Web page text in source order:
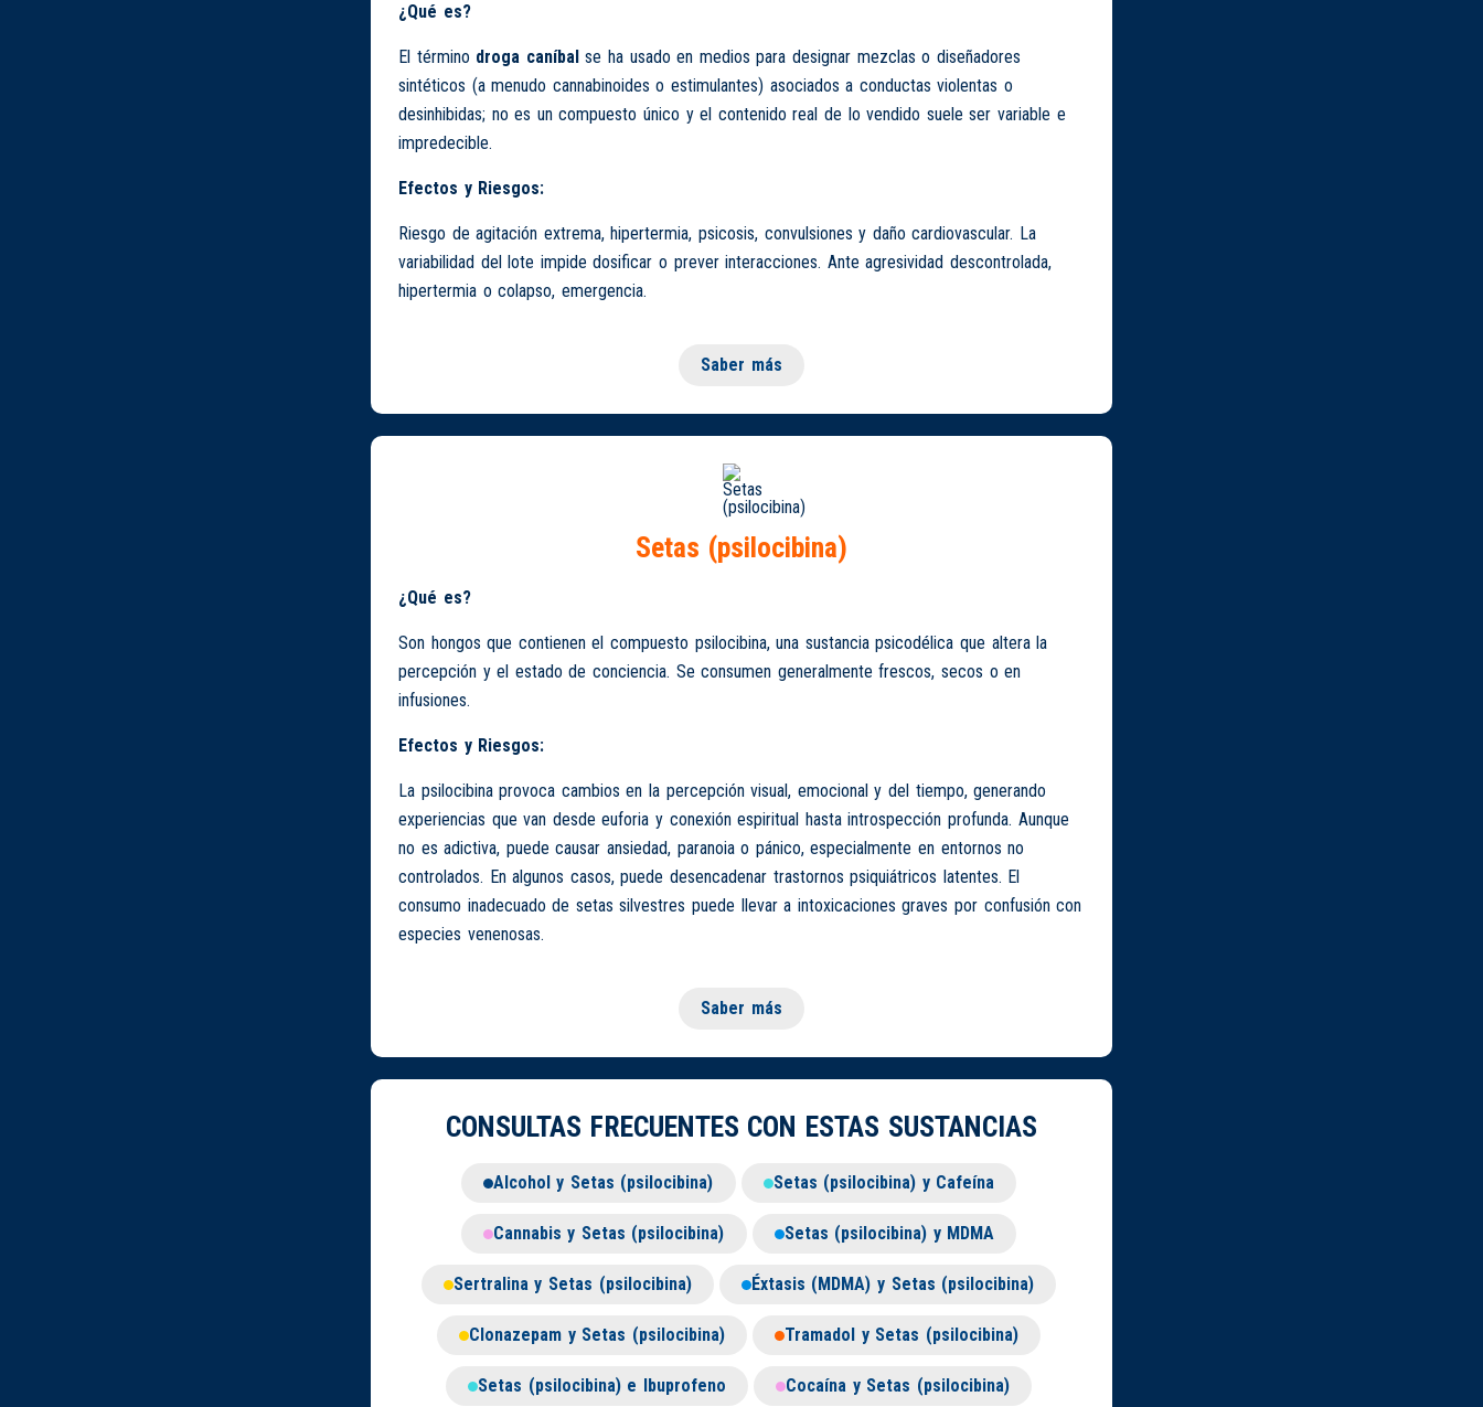
¿Qué es?
El término droga caníbalse ha usado en medios para designar mezclas o diseñadores
sintéticos (a menudo cannabinoides o estimulantes) asociados a conductas violentas o
desinhibidas; no es un compuesto único y el contenido real de lo vendido suele ser variable e
impredecible.
Efectos y Riesgos:
Riesgo de agitación extrema, hipertermia, psicosis, convulsiones y daño cardiovascular. La
variabilidad del lote impide dosificar o prever interacciones. Ante agresividad descontrolada,
hipertermia o colapso, emergencia.
Saber más
Setas (psilocibina)
¿Qué es?
Son hongos que contienen el compuesto psilocibina, una sustancia psicodélica que altera la
percepción y el estado de conciencia. Se consumen generalmente frescos, secos o en
infusiones.
Efectos y Riesgos:
La psilocibina provoca cambios en la percepción visual, emocional y del tiempo, generando
experiencias que van desde euforia y conexión espiritual hasta introspección profunda. Aunque
no es adictiva, puede causar ansiedad, paranoia o pánico, especialmente en entornos no
controlados. En algunos casos, puede desencadenar trastornos psiquiátricos latentes. El
consumo inadecuado de setas silvestres puede llevar a intoxicaciones graves por confusión con
especies venenosas.
Saber más
CONSULTAS FRECUENTES CON ESTAS SUSTANCIAS
Alcohol y Setas (psilocibina) Setas (psilocibina) y Cafeína
Cannabis y Setas (psilocibina) Setas (psilocibina) y MDMA
Sertralina y Setas (psilocibina) Éxtasis (MDMA) y Setas (psilocibina)
Clonazepam y Setas (psilocibina) Tramadol y Setas (psilocibina)
Setas (psilocibina) e Ibuprofeno Cocaína y Setas (psilocibina)